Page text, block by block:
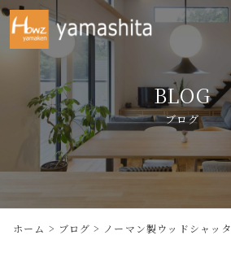
BLOG
ブログ
ホーム ブログ ノーマン製ウッドシャッ